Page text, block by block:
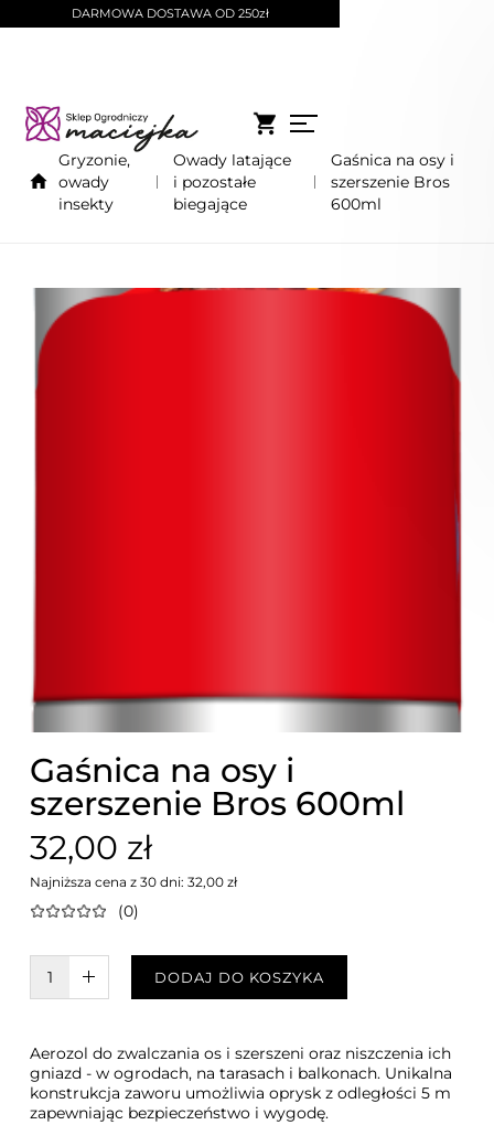
DARMOWA DOSTAWA OD 250zł
Gryzonie,
owady
insekty
Owady latające
i pozostałe
biegające
Gaśnica na osy i
szerszenie Bros
600ml
Gaśnica na osy i
szerszenie Bros 600ml
32,00 zł
Najniższa cena z 30 dni: 32,00 zł
(0)
W KOSZYKU :)DODAJ DO KOSZYKA
Aerozol do zwalczania os i szerszeni oraz niszczenia ich
gniazd - w ogrodach, na tarasach i balkonach. Unikalna
konstrukcja zaworu umożliwia oprysk z odległości 5 m
zapewniając bezpieczeństwo i wygodę.